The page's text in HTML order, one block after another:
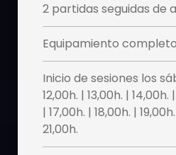
2 partidas seguidas de
Equipamiento
Inicio de sesiones los
12,00h. | 13,00h. | 14,00h.
| 17,00h. | 18,00h. |
21,00h.